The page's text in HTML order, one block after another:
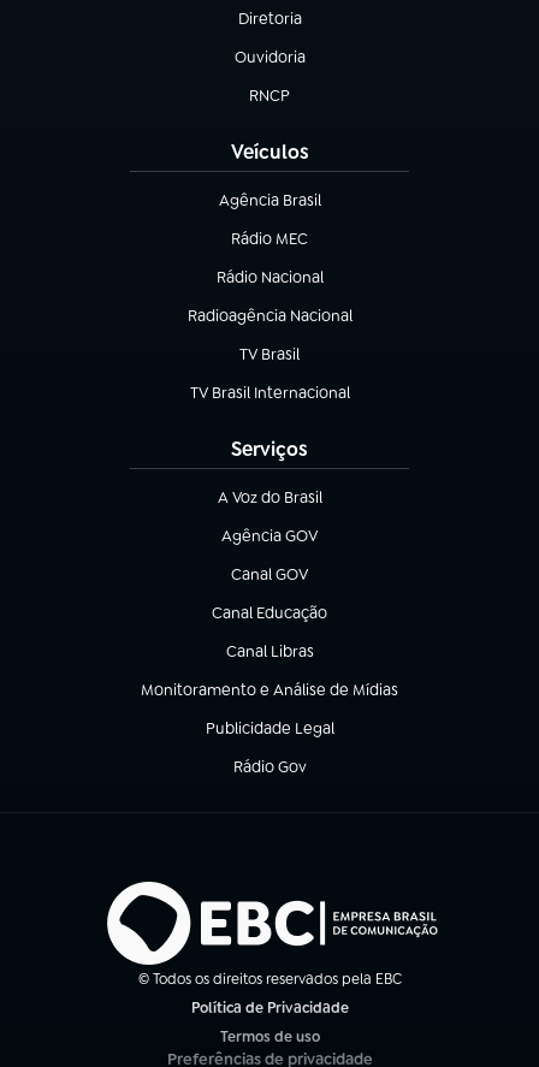
Diretoria
(abre em nova aba)
Ouvidoria
(abre em nova aba)
RNCP
(abre em nova aba)
Veículos
Agência Brasil
(abre em nova aba)
Rádio MEC
(abre em nova aba)
Rádio Nacional
Radioagência Nacional
(abre em nova aba)
TV Brasil
(abre em nova aba)
TV Brasil Internacional
(abre em nova aba)
Serviços
A Voz do Brasil
(abre em nova aba)
Agência GOV
(abre em nova aba)
Canal GOV
(abre em nova aba)
Canal Educação
(abre em nova aba)
Canal Libras
(abre em nova aba)
Monitoramento e Análise de Mídias
(abre em nova aba)
Publicidade Legal
(abre em nova aba)
Rádio Gov
(abre em nova aba)
© Todos os direitos reservados pela EBC
Política de Privacidade
Termos de uso
(abre em nova aba)
Preferências de privacidade